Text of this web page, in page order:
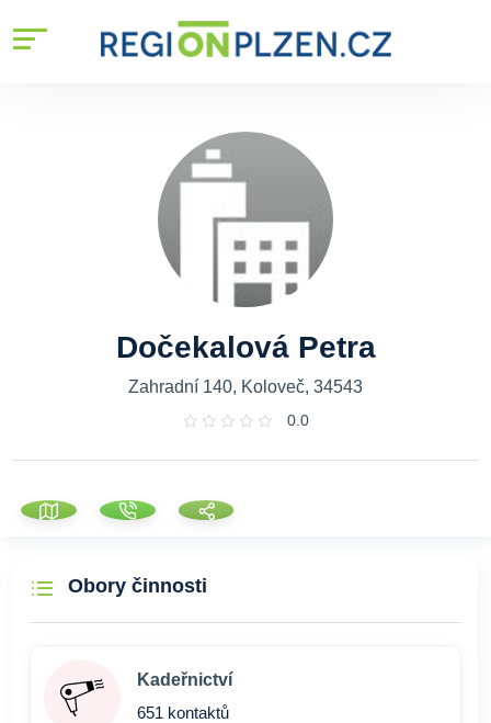
Dočekalová Petra
Zahradní 140, Koloveč, 34543
0.0
Obory činnosti
Kadeřnictví
651 kontaktů